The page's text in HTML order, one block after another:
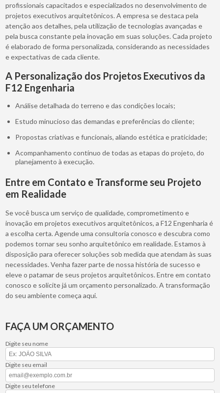
profissionais capacitados e especializados no desenvolvimento de
projetos executivos arquitetônicos. A empresa se destaca pela
atenção aos detalhes, pela utilização de tecnologias avançadas e
pela busca constante pela inovação em suas soluções. Cada projeto
é elaborado de forma personalizada, considerando as necessidades
e expectativas de cada cliente.
A Personalização dos Projetos Executivos da
F12 Engenharia
Análise detalhada do terreno e das condições locais;
Estudo minucioso das demandas e preferências do cliente;
Propostas criativas e funcionais, aliando estética e praticidade;
Acompanhamento contínuo de todas as etapas do projeto, do
planejamento à execução.
Entre em Contato e Transforme seu Projeto
em Realidade
Se você busca um serviço de qualidade, comprometimento e
inovação em projetos executivos arquitetônicos, a F12 Engenharia é
a escolha certa. Agende uma consultoria conosco e descubra como
podemos tornar seu sonho arquitetônico em realidade. Estamos à
disposição para oferecer soluções sob medida que atendam às suas
necessidades. Venha fazer parte de nossa história de sucesso e
eleve o patamar de seus projetos arquitetônicos. Entre em contato
conosco e solicite já um orçamento personalizado. A transformação
do seu ambiente começa aqui.
FAÇA UM ORÇAMENTO
Digite seu nome
Digite seu email
Digite seu telefone